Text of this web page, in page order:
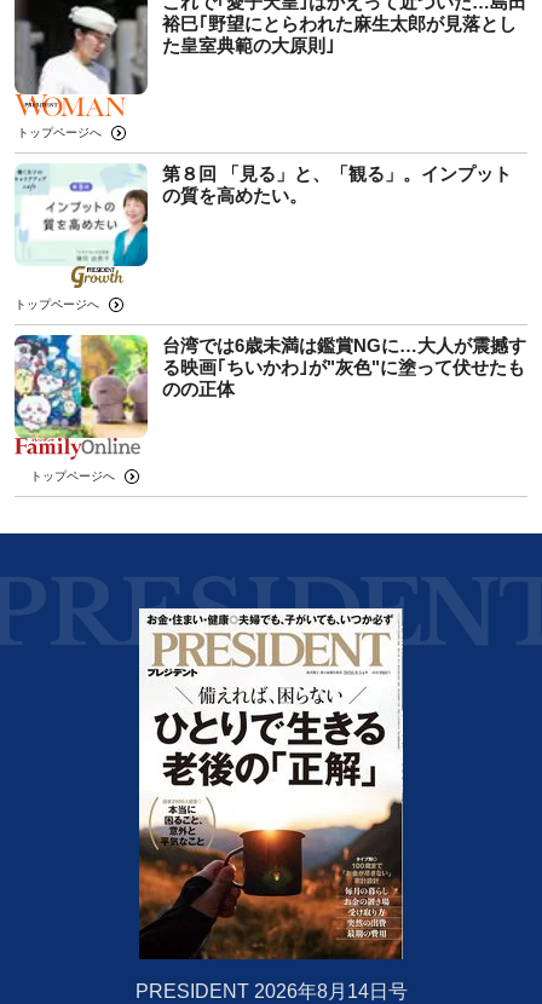
裕巳｢野望にとらわれた麻生太郎が見落とし
た皇室典範の大原則｣
トップページへ
第８回 「見る」と、「観る」。インプット
の質を高めたい。
トップページへ
台湾では6歳未満は鑑賞NGに…大人が震撼す
る映画｢ちいかわ｣が"灰色"に塗って伏せたも
のの正体
トップページへ
PRESIDENT 2026年8月14日号